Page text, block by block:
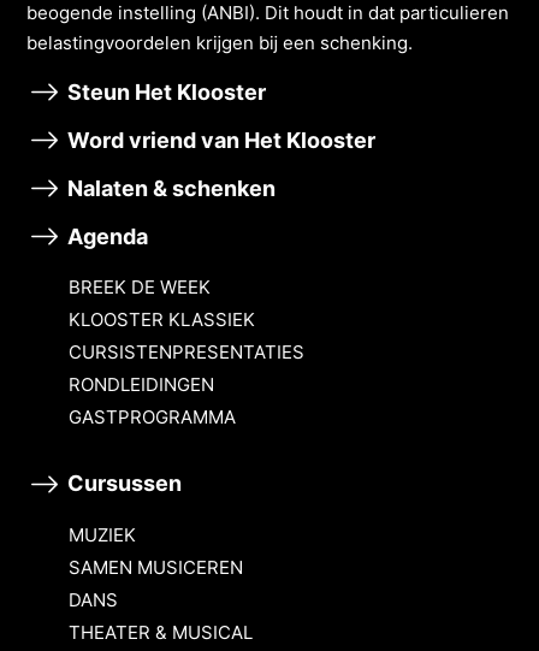
beogende instelling (ANBI). Dit houdt in dat particulieren
belastingvoordelen krĳgen bĳ een schenking.
Steun Het Klooster
Word vriend van Het Klooster
Nalaten & schenken
Agenda
BREEK DE WEEK
KLOOSTER KLASSIEK
CURSISTENPRESENTATIES
RONDLEIDINGEN
GASTPROGRAMMA
Cursussen
MUZIEK
SAMEN MUSICEREN
DANS
THEATER & MUSICAL